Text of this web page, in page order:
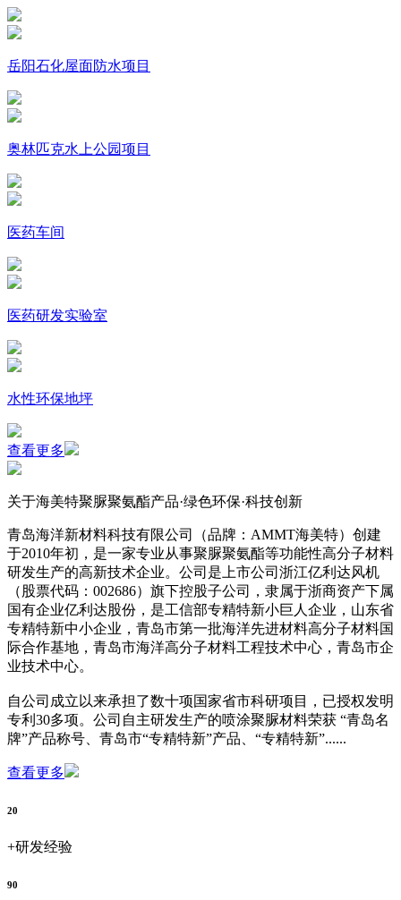
岳阳石化屋面防水项目
奥林匹克水上公园项目
医药车间
医药研发实验室
水性环保地坪
查看更多
关于海美特聚脲聚氨酯产品·绿色环保·科技创新
青岛海洋新材料科技有限公司（品牌：AMMT海美特） 创建
于2010年初，是一家专业从事聚脲聚氨酯等功能性高分子材料
研发生产的高新技术企业。公司是上市公司浙江亿利达风机
（股票代码：002686）旗下控股子公司，隶属于浙商资产下属
国有企业亿利达股份，是工信部专精特新小巨人企业，山东省
专精特新中小企业，青岛市第一批海洋先进材料高分子材料国
际合作基地，青岛市海洋高分子材料工程技术中心，青岛市企
业技术中心。
自公司成立以来承担了数十项国家省市科研项目，已授权发明
专利30多项。公司自主研发生产的喷涂聚脲材料荣获 “青岛名
牌”产品称号、青岛市“专精特新”产品、“专精特新”......
查看更多
20
+研发经验
90